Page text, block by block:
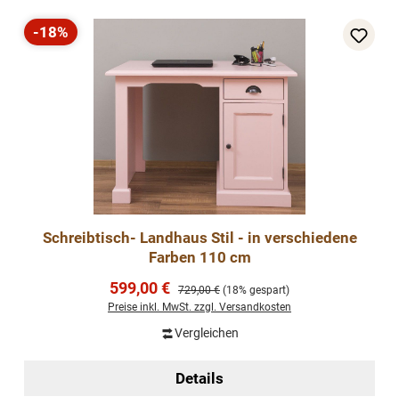
Rabatt
-18%
Schreibtisch- Landhaus Stil - in verschiedene
Farben 110 cm
Verkaufspreis:
599,00 € Regulärer Preis:
729,00 € (18% gespart)
Preise inkl. MwSt. zzgl. Versandkosten
Vergleichen
Details